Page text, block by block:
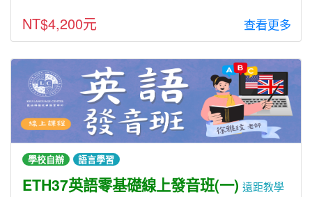
NT$4,200元 查看更多
學校自辦 語言學習
ETH37英語零基礎線上發音班(一) 遠距教學